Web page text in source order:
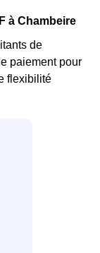
à Chambeire
de
paiement pour
flexibilité